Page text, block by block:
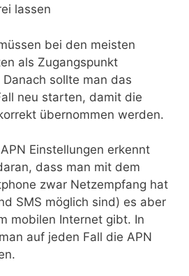
lassen
bei den meisten
als Zugangspunkt
sollte man das
neu starten, damit die
übernommen werden.
Einstellungen erkennt
dass man mit dem
zwar Netzempfang hat
SMS möglich sind) es aber
mobilen Internet gibt. In
auf jeden Fall die APN